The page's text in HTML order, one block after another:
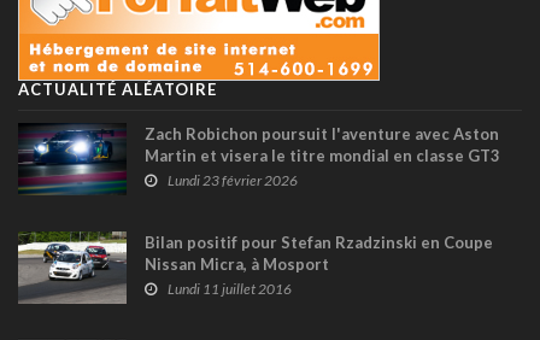
ACTUALITÉ ALÉATOIRE
Zach Robichon poursuit l'aventure avec Aston
Martin et visera le titre mondial en classe GT3
du WEC
Lundi 23 février 2026
Bilan positif pour Stefan Rzadzinski en Coupe
Nissan Micra, à Mosport
Lundi 11 juillet 2016